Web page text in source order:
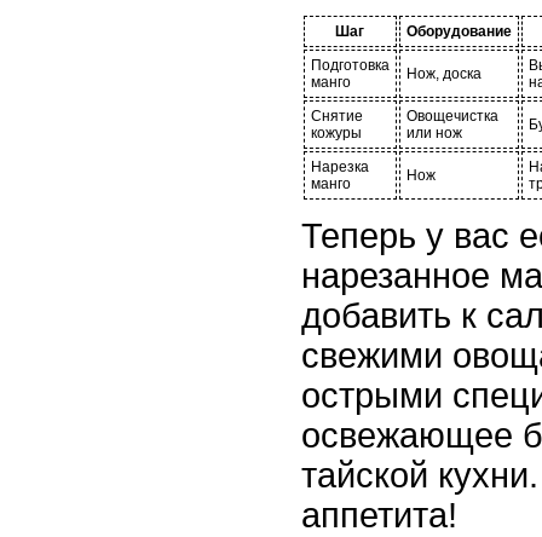
Шаг
Оборудование
Подготовка
манго
Нож, доска
Снятие
кожуры
Овощечистка
или нож
Нарезка
манго
Нож
Теперь у вас
нарезанное
добавить к
свежими
острыми
освежающее
тайской
аппетита!